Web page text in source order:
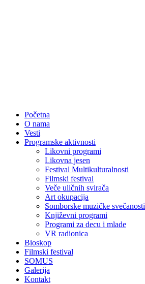
Početna
O nama
Vesti
Programske aktivnosti
Likovni programi
Likovna jesen
Festival Multikulturalnosti
Filmski festival
Veče uličnih svirača
Art okupacija
Somborske muzičke svečanosti
Književni programi
Programi za decu i mlade
VR radionica
Bioskop
Filmski festival
SOMUS
Galerija
Kontakt